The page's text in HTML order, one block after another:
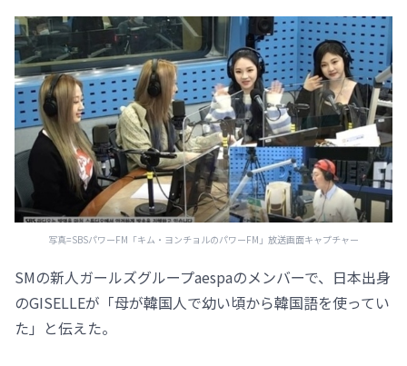
写真=SBSパワーFM「キム・ヨンチョルのパワーFM」放送画面キャプチャー
SMの新人ガールズグループaespaのメンバーで、日本出身
のGISELLEが「母が韓国人で幼い頃から韓国語を使ってい
た」と伝えた。